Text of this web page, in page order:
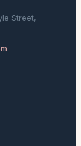
Street,